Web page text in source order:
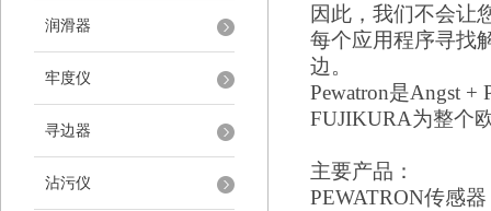
润滑器
牢度仪
寻边器
沾污仪
因此，我们不会让
每个应用程序寻找
边。
Pewatron是Angst +
FUJIKURA为整个
主要产品：
PEWATRON传感器